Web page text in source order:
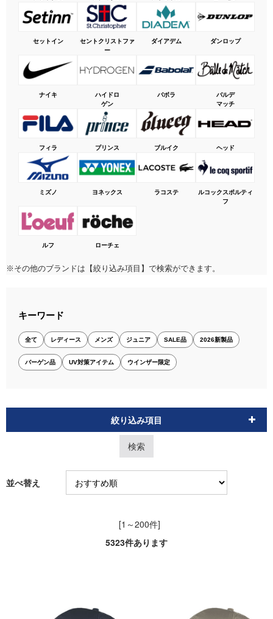
セットイン
セントクリストファ
ー
ダイアデム ダンロップ
ナイキ
ハイドロ
ゲン
バボラ
バルデ
マッチ
フィラ プリンス ブルイク ヘッド
ミズノ ヨネックス ラコステ
ルコックスポルティ
フ
ルフ ローチェ
※その他のブランドは【絞り込み項目】で検索ができます。
キーワード
全て レディース メンズ ジュニア SALE品 2026新製品
バーゲン品 UV対策アイテム ウインザー限定
絞り込み項目
並べ替え
[1～200件]
5323件あります